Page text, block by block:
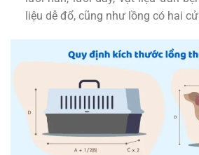
liệu dễ đổ, cũng như lồng có hai